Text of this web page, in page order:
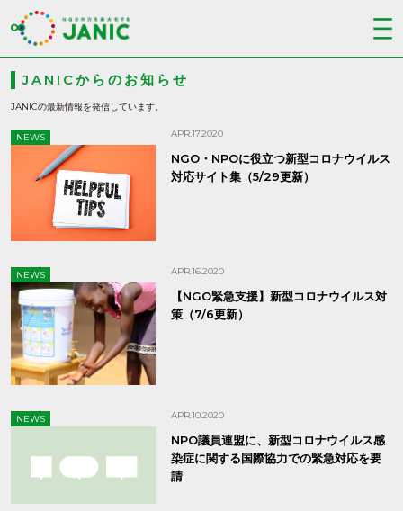
JANICからのお知らせ
JANICの最新情報を発信しています。
NEWS APR.17.2020
NGO・NPOに役立つ新型コロナウイルス
対応サイト集（5/29更新）
NEWS APR.16.2020
【NGO緊急支援】新型コロナウイルス対
策（7/6更新）
NEWS APR.10.2020
NPO議員連盟に、新型コロナウイルス感
染症に関する国際協力での緊急対応を要
請